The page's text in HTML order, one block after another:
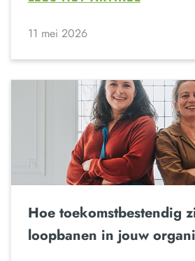
11 mei 2026
Hoe toekomstbestendig
loopbanen in jouw